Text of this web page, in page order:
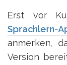
Erst vor
anmerken,
Version